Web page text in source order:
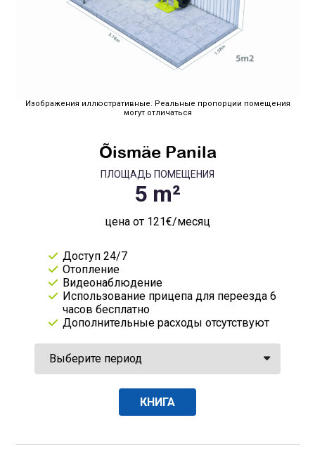
Изображения иллюстративные. Реальные пропорции помещения
могут отличаться
Õismäe Panila
ПЛОЩАДЬ ПОМЕЩЕНИЯ
цена от 121€/месяц
Доступ 24/7
Отопление
Видеонаблюдение
Использование прицепа для переезда 6
часов бесплатно
Дополнительные расходы отсутствуют
КНИГА